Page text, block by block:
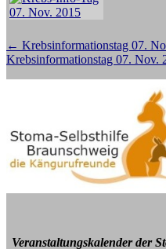
Beitragsnavigation
← Krebsinformationstag 07.
Krebsinformationstag 07. Nov.
Veranstaltungskalender der